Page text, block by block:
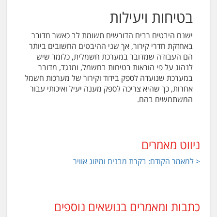
בטיחות ויעילות
ישנם היבטים רבים הדורשים תשומת לב כאשר מדובר
באחזקת חדרי קירור, אך שני ההיבטים החשובים ביותר
הם העבודה שמדובר במערכת חשמלית, כלומר שיש
לנהוג על פי הוראות בטיחות בחשמל, ומנגד, מדובר
במערכת שנועדה לספק בידוד וקירור של מערכות חשמל
אחרות, כך שהיא צריכה לספק מענה יעיל ואיכותי עבור
המשתמשים בהם.
ניווט מאמרים
< למאמר הקודם: בקרת מבנים ומיזוג אוויר
כתבות ומאמרים בנושאים נוספים